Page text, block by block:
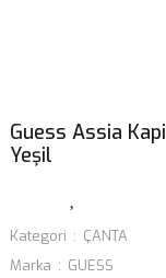
Guess Assia
Yeşil
Kategori
ÇANTA
Marka
GUESS